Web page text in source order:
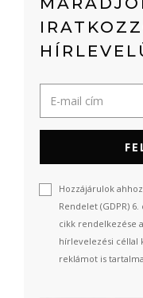
Hozzájárulok
Rendelet (GDPR)
cikk rendelkezése
hírlevelezési céllal
reklámot is